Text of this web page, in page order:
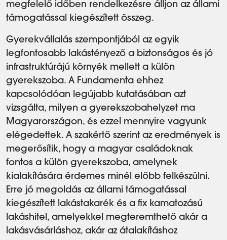
megfelelő időben rendelkezésre álljon az állami
támogatással kiegészített összeg.
Gyerekvállalás szempontjából az egyik
legfontosabb lakástényező a biztonságos és jó
infrastruktúrájú környék mellett a külön
gyerekszoba. A Fundamenta ehhez
kapcsolódóan legújabb kutatásában azt
vizsgálta, milyen a gyerekszobahelyzet ma
Magyarországon, és ezzel mennyire vagyunk
elégedettek. A szakértő szerint az eredmények is
megerősítik, hogy a magyar családoknak
fontos a külön gyerekszoba, amelynek
kialakítására érdemes minél előbb felkészülni.
Erre jó megoldás az állami támogatással
kiegészített lakástakarék és a fix kamatozású
lakáshitel, amelyekkel megteremthető akár a
lakásvásárláshoz, akár az átalakításhoz